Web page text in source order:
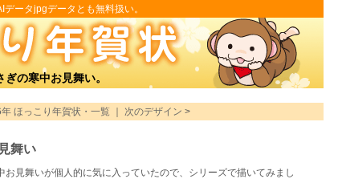
ータjpgデータとも無料扱い。
の寒中お見舞い。
ほっこり年賀状・一覧｜ 次のデザイン >
舞い
お見舞いが個人的に気に入っていたので、シリーズで描いてみまし